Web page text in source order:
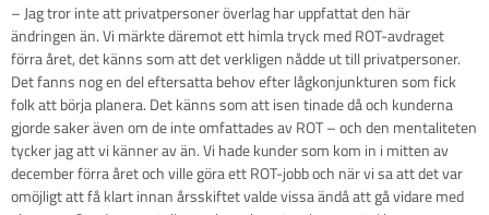
– Jag tror inte att privatpersoner överlag har uppfattat den här
ändringen än. Vi märkte däremot ett himla tryck med ROT-avdraget
förra året, det känns som att det verkligen nådde ut till privatpersoner.
Det fanns nog en del eftersatta behov efter lågkonjunkturen som fick
folk att börja planera. Det känns som att isen tinade då och kunderna
gjorde saker även om de inte omfattades av ROT – och den mentaliteten
tycker jag att vi känner av än. Vi hade kunder som kom in i mitten av
december förra året och ville göra ett ROT-jobb och när vi sa att det var
omöjligt att få klart innan årsskiftet valde vissa ändå att gå vidare med